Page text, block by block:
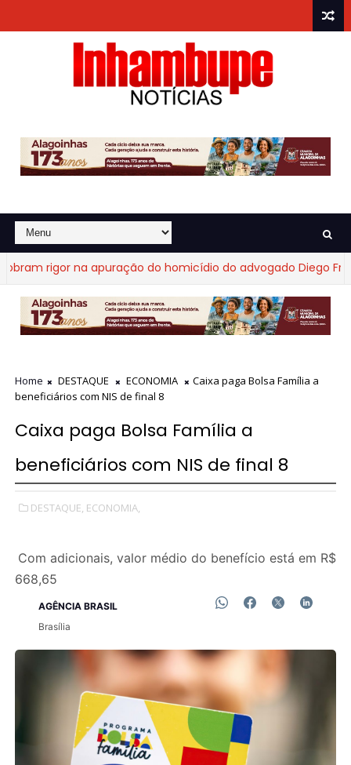
rigor na apuração do homicídio do advogado Diego Fraga
Home DESTAQUE ECONOMIA
Caixa paga Bolsa Família a
beneficiários com NIS de final 8
Caixa paga Bolsa Família a
beneficiários com NIS de final 8
DESTAQUE, ECONOMIA,
Com adicionais, valor médio do benefício está em R$
668,65
AGÊNCIA BRASIL
Brasília